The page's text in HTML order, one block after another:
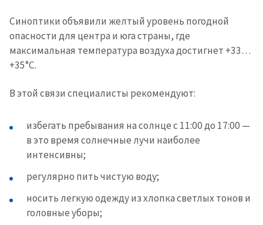
Синоптики объявили желтый уровень погодной
опасности для центра и юга страны, где
максимальная температура воздуха достигнет +33…
+35°C.
В этой связи специалисты рекомендуют:
избегать пребывания на солнце с 11:00 до 17:00 —
в это время солнечные лучи наиболее
интенсивны;
регулярно пить чистую воду;
носить легкую одежду из хлопка светлых тонов и
головные уборы;